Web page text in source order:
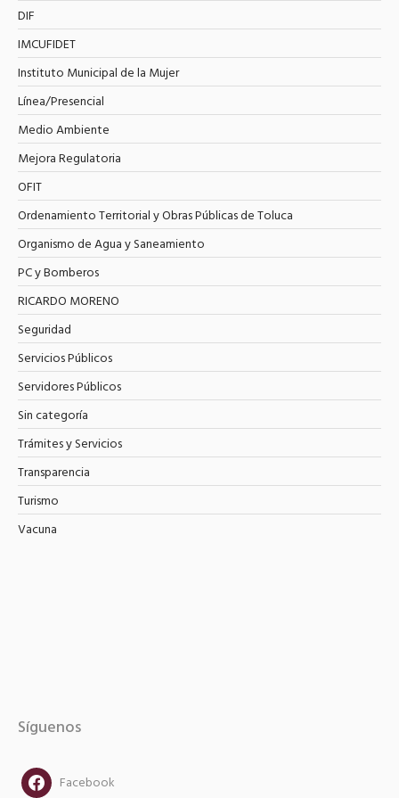
DIF
IMCUFIDET
Instituto Municipal de la Mujer
Línea/Presencial
Medio Ambiente
Mejora Regulatoria
OFIT
Ordenamiento Territorial y Obras Públicas de Toluca
Organismo de Agua y Saneamiento
PC y Bomberos
RICARDO MORENO
Seguridad
Servicios Públicos
Servidores Públicos
Sin categoría
Trámites y Servicios
Transparencia
Turismo
Vacuna
Síguenos
facebookFacebook